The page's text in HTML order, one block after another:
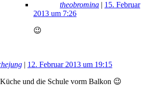
theobromina | 15. Februar
2013 um 7:26
😉
| 12. Februar 2013 um 19:15
und die Schule vorm Balkon 😉